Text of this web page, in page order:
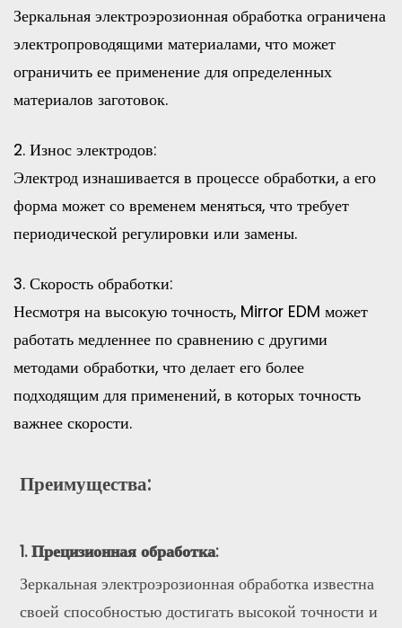
Зеркальная электроэрозионная обработка ограничена
электропроводящими материалами, что может
ограничить ее применение для определенных
материалов заготовок.
2. Износ электродов:
Электрод изнашивается в процессе обработки, а его
форма может со временем меняться, что требует
периодической регулировки или замены.
3. Скорость обработки:
Несмотря на высокую точность, Mirror EDM может
работать медленнее по сравнению с другими
методами обработки, что делает его более
подходящим для применений, в которых точность
важнее скорости.
Преимущества:
1. Прецизионная обработка:
Зеркальная электроэрозионная обработка известна
своей способностью достигать высокой точности и